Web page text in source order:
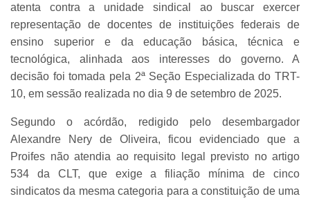
atenta contra a unidade sindical ao buscar exercer
representação de docentes de instituições federais de
ensino superior e da educação básica, técnica e
tecnológica, alinhada aos interesses do governo. A
decisão foi tomada pela 2ª Seção Especializada do TRT-
10, em sessão realizada no dia 9 de setembro de 2025.
Segundo o acórdão, redigido pelo desembargador
Alexandre Nery de Oliveira, ficou evidenciado que a
Proifes não atendia ao requisito legal previsto no artigo
534 da CLT, que exige a filiação mínima de cinco
sindicatos da mesma categoria para a constituição de uma